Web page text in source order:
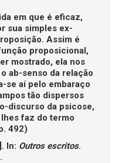
em que é eficaz,
sua simples ex-
Assim é
proposicional,
mostrado, ela nos
ab-senso da relação
se aí pelo embaraço
tão dispersos
discurso da psicose,
faz do termo
492)
In: Outros escritos.